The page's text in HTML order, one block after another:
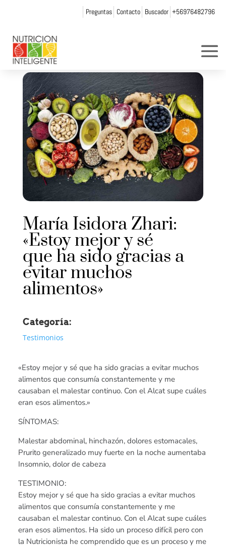
Preguntas Contacto Buscador +56976482796
María Isidora Zhari:
«Estoy mejor y sé
que ha sido gracias a
evitar muchos
alimentos»
Categoría:
Testimonios
«Estoy mejor y sé que ha sido gracias a evitar muchos
alimentos que consumía constantemente y me
causaban el malestar continuo. Con el Alcat supe cuáles
eran esos alimentos.»
SÍNTOMAS:
Malestar abdominal, hinchazón, dolores estomacales,
Prurito generalizado muy fuerte en la noche aumentaba
Insomnio, dolor de cabeza
TESTIMONIO:
Estoy mejor y sé que ha sido gracias a evitar muchos
alimentos que consumía constantemente y me
causaban el malestar continuo. Con el Alcat supe cuáles
eran esos alimentos. Ha sido un proceso difícil pero con
la Nutricionista he comprendido que es un proceso y me